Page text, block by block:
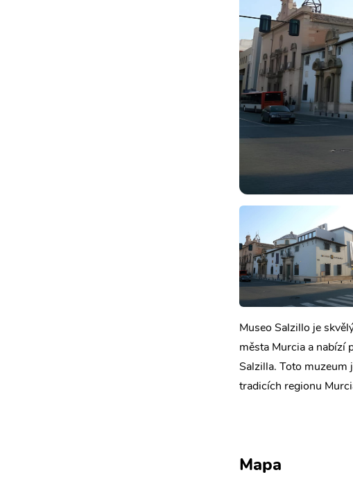
Museo Salzillo je
města Murcia a nabízí
Salzilla. Toto muzeum
tradicích regionu
Mapa